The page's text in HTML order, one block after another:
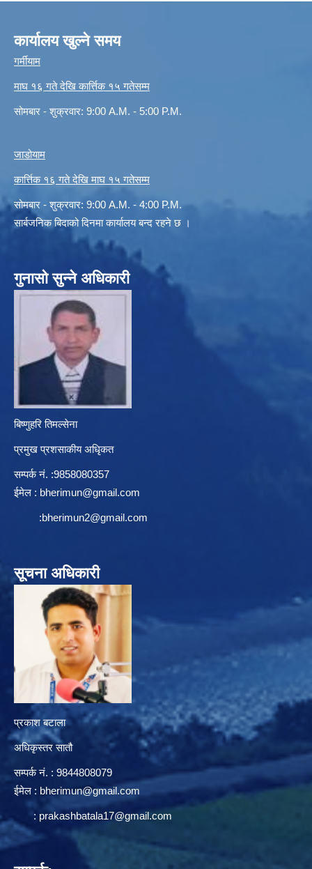
कार्यालय खुल्ने समय
गर्मीयाम
माघ १६ गते देखि कार्त्तिक १५ गतेसम्म
सोमबार - शुक्रवार: 9:00 A.M. - 5:00 P.M.
जाडोयाम
कार्त्तिक १६ गते देखि माघ १५ गतेसम्म
सोमबार - शुक्रवार: 9:00 A.M. - 4:00 P.M.
सार्बजनिक बिदाको दिनमा कार्यालय बन्द रहने छ ।
गुनासो सुन्ने अधिकारी
बिष्णुहरि तिमल्सेना
प्रमुख प्रशसाकीय अधिृकत
सम्पर्क न‌ं. :9858080357
ईमेल : bherimun@gmail.com
:bherimun2@gmail.com
सूचना अधिकारी
प्रकाश बटाला
अधिकृस्तर सातौ
सम्पर्क न‌ं. : 9844808079
ईमेल : bherimun@gmail.com
: prakashbatala17@gmail.com